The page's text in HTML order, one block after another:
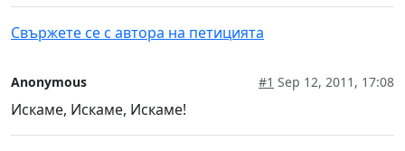
Свържете се с автора на петицията
Anonymous #1 Sep 12, 2011, 17:08
Искаме, Искаме, Искаме!